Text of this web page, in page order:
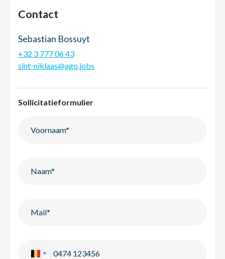
Contact
Sebastian Bossuyt
+32 3 777 06 43
sint-niklaas@ago.jobs
Sollicitatieformulier